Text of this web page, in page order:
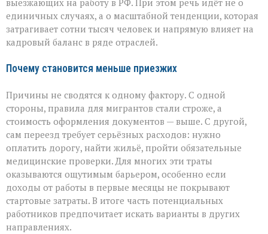
выезжающих на работу в РФ. При этом речь идёт не о
единичных случаях, а о масштабной тенденции, которая
затрагивает сотни тысяч человек и напрямую влияет на
кадровый баланс в ряде отраслей.
Почему становится меньше приезжих
Причины не сводятся к одному фактору. С одной
стороны, правила для мигрантов стали строже, а
стоимость оформления документов — выше. С другой,
сам переезд требует серьёзных расходов: нужно
оплатить дорогу, найти жильё, пройти обязательные
медицинские проверки. Для многих эти траты
оказываются ощутимым барьером, особенно если
доходы от работы в первые месяцы не покрывают
стартовые затраты. В итоге часть потенциальных
работников предпочитает искать варианты в других
направлениях.